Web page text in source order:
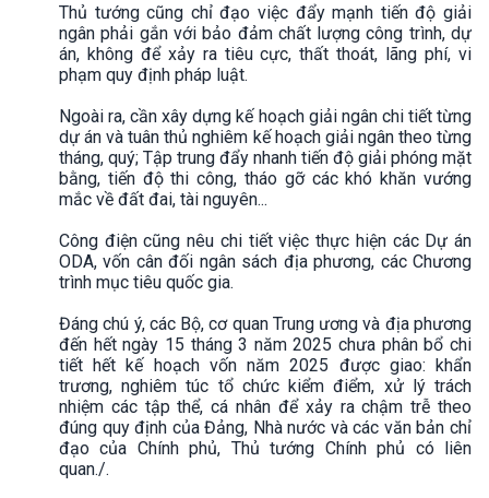
Thủ tướng cũng chỉ đạo việc đẩy mạnh tiến độ giải
ngân phải gắn với bảo đảm chất lượng công trình, dự
án, không để xảy ra tiêu cực, thất thoát, lãng phí, vi
phạm quy định pháp luật.
Ngoài ra, cần xây dựng kế hoạch giải ngân chi tiết từng
dự án và tuân thủ nghiêm kế hoạch giải ngân theo từng
tháng, quý; Tập trung đẩy nhanh tiến độ giải phóng mặt
bằng, tiến độ thi công, tháo gỡ các khó khăn vướng
mắc về đất đai, tài nguyên...
Công điện cũng nêu chi tiết việc thực hiện các Dự án
ODA, vốn cân đối ngân sách địa phương, các Chương
trình mục tiêu quốc gia.
Đáng chú ý, các Bộ, cơ quan Trung ương và địa phương
đến hết ngày 15 tháng 3 năm 2025 chưa phân bổ chi
tiết hết kế hoạch vốn năm 2025 được giao: khẩn
trương, nghiêm túc tổ chức kiểm điểm, xử lý trách
nhiệm các tập thể, cá nhân để xảy ra chậm trễ theo
đúng quy định của Đảng, Nhà nước và các văn bản chỉ
đạo của Chính phủ, Thủ tướng Chính phủ có liên
quan./.